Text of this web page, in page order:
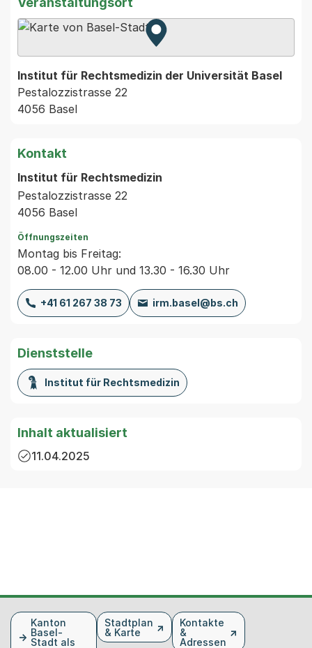
Zur Karte von MapBS.
Externer Link, wird in einem
Institut für Rechtsmedizin der Universität Basel
Pestalozzistrasse 22
4056 Basel
Kontakt
Institut für Rechtsmedizin
Pestalozzistrasse 22
4056 Basel
Öffnungszeiten
Montag bis Freitag:
08.00 - 12.00 Uhr und 13.30 - 16.30 Uhr
+41 61 267 38 73 irm.basel@bs.ch
Dienststelle
Institut für Rechtsmedizin
Inhalt aktualisiert
11.04.2025
FusszeileKanton
Basel-
Stadt als
Stadtplan
& Karte
Kontakte
&
Adressen